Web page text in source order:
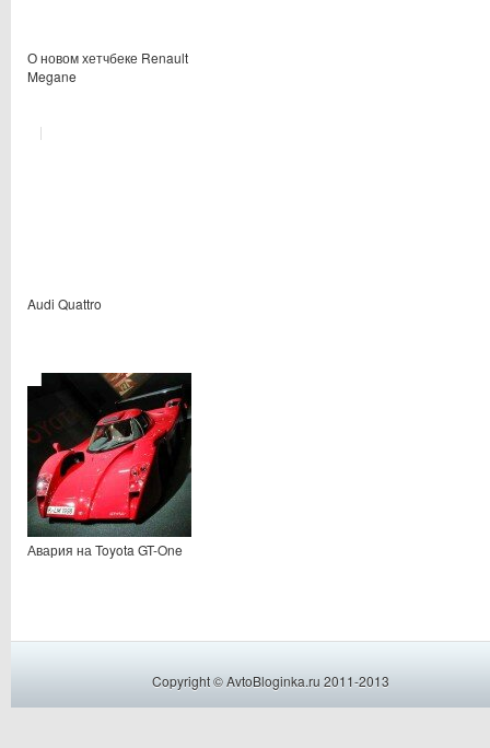
О новом хетчбеке Renault
Megane
Audi Quattro
Авария на Toyota GT-One
Copyright © AvtoBloginka.ru 2011-2013